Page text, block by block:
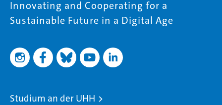
Innovating and Cooperating for a
Sustainable Future in a Digital Age
Studium an der UHH